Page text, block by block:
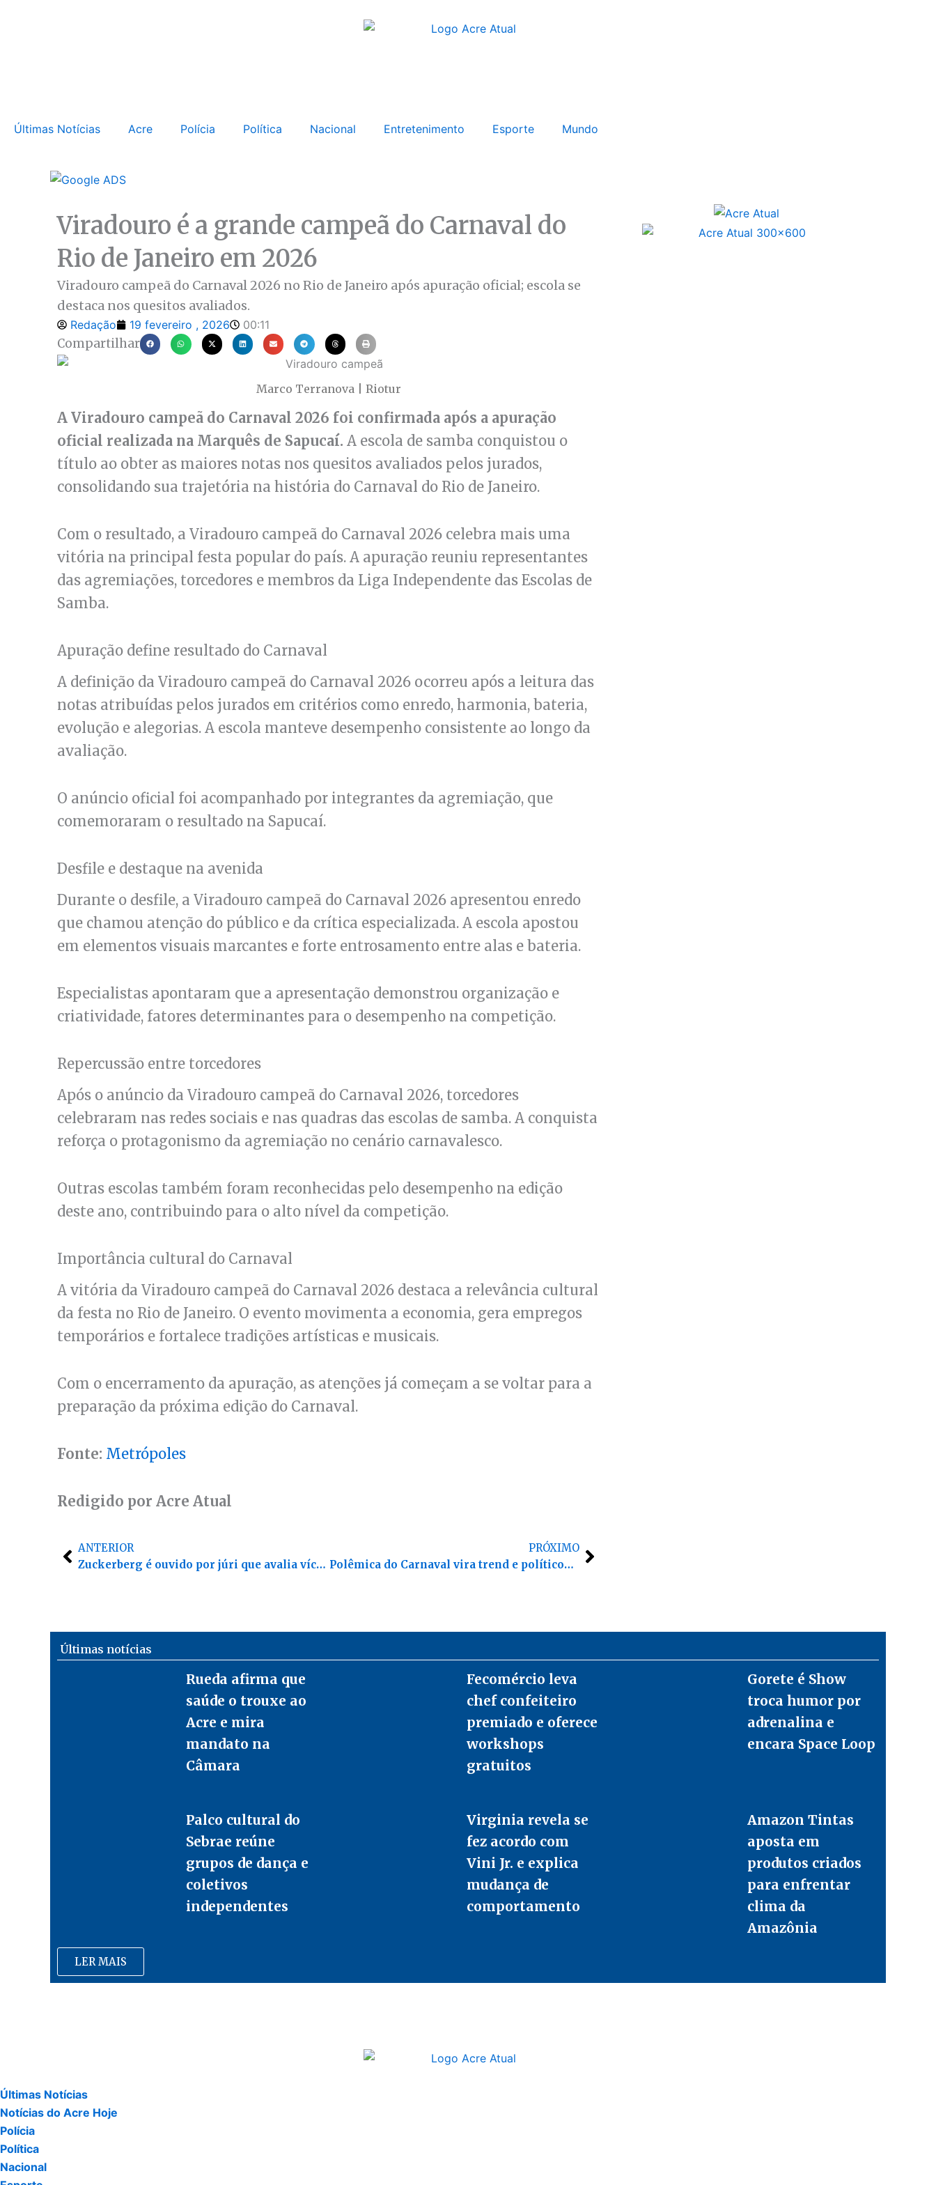
Últimas Notícias Acre Polícia Política Nacional Entretenimento Esporte Mundo
Viradouro é a grande campeã do Carnaval do
Rio de Janeiro em 2026
Viradouro campeã do Carnaval 2026 no Rio de Janeiro após apuração oficial; escola se
destaca nos quesitos avaliados.
Redação 19 fevereiro , 2026 00:11
Compartilhar
Marco Terranova | Riotur
A Viradouro campeã do Carnaval 2026 foi confirmada após a apuração
oficial realizada na Marquês de Sapucaí. A escola de samba conquistou o
título ao obter as maiores notas nos quesitos avaliados pelos jurados,
consolidando sua trajetória na história do Carnaval do Rio de Janeiro.
Com o resultado, a Viradouro campeã do Carnaval 2026 celebra mais uma
vitória na principal festa popular do país. A apuração reuniu representantes
das agremiações, torcedores e membros da Liga Independente das Escolas de
Samba.
Apuração define resultado do Carnaval
A definição da Viradouro campeã do Carnaval 2026 ocorreu após a leitura das
notas atribuídas pelos jurados em critérios como enredo, harmonia, bateria,
evolução e alegorias. A escola manteve desempenho consistente ao longo da
avaliação.
O anúncio oficial foi acompanhado por integrantes da agremiação, que
comemoraram o resultado na Sapucaí.
Desfile e destaque na avenida
Durante o desfile, a Viradouro campeã do Carnaval 2026 apresentou enredo
que chamou atenção do público e da crítica especializada. A escola apostou
em elementos visuais marcantes e forte entrosamento entre alas e bateria.
Especialistas apontaram que a apresentação demonstrou organização e
criatividade, fatores determinantes para o desempenho na competição.
Repercussão entre torcedores
Após o anúncio da Viradouro campeã do Carnaval 2026, torcedores
celebraram nas redes sociais e nas quadras das escolas de samba. A conquista
reforça o protagonismo da agremiação no cenário carnavalesco.
Outras escolas também foram reconhecidas pelo desempenho na edição
deste ano, contribuindo para o alto nível da competição.
Importância cultural do Carnaval
A vitória da Viradouro campeã do Carnaval 2026 destaca a relevância cultural
da festa no Rio de Janeiro. O evento movimenta a economia, gera empregos
temporários e fortalece tradições artísticas e musicais.
Com o encerramento da apuração, as atenções já começam a se voltar para a
preparação da próxima edição do Carnaval.
Fonte: Metrópoles
Redigido por Acre Atual
Anterior
ANTERIOR
Zuckerberg é ouvido por júri que avalia vício em redes sociais
PRÓXIMO
Polêmica do Carnaval vira trend e políticos do Acre reagem com “família em conserva” Próximo
Últimas notícias
Rueda afirma que
saúde o trouxe ao
Acre e mira
mandato na
Câmara
Fecomércio leva
chef confeiteiro
premiado e oferece
workshops
gratuitos
Gorete é Show
troca humor por
adrenalina e
encara Space Loop
Palco cultural do
Sebrae reúne
grupos de dança e
coletivos
independentes
Virginia revela se
fez acordo com
Vini Jr. e explica
mudança de
comportamento
Amazon Tintas
aposta em
produtos criados
para enfrentar
clima da
Amazônia
LER MAIS
Últimas Notícias
Notícias do Acre Hoje
Polícia
Política
Nacional